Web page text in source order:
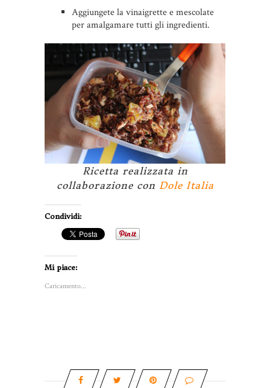
Aggiungete la vinaigrette e mescolate
per amalgamare tutti gli ingredienti.
Ricetta realizzata in
collaborazione con Dole Italia
Condividi:
Mi piace:
Caricamento...